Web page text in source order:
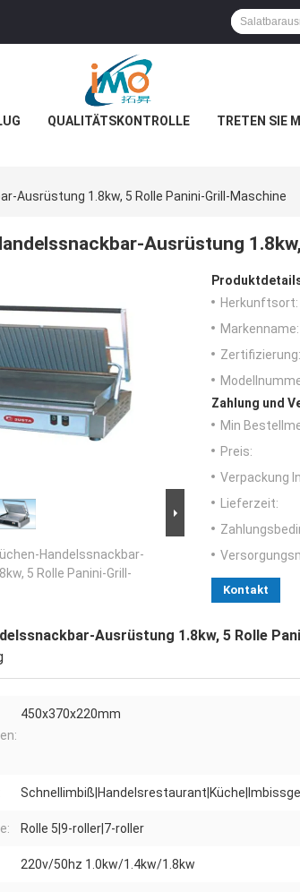
QUALITÄTSKONTROLLE TRETEN SIE
Ausrüstung 1.8kw, 5 Rolle Panini-Grill-Maschine
Ausrüstung
Handelssnackbar-
5 Rolle Panini-Grill-
Herkunftsort:
Markenname:
Zertifizierung:
Zahlung und
Min
Preis:
Verpackung
Lieferzeit:
Kontakt
Ausrüstung 1.8kw, 5 Rolle
450x370x220mm
Rolle 5|9-roller|7-roller
220v/50hz 1.0kw/1.4kw/1.8kw